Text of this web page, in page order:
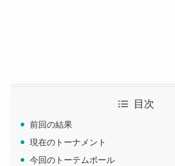
目次
前回の結果
現在のトーナメント
今回のトーテムポール